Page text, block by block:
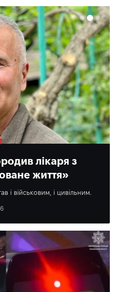
лікаря з
життя»
і військовим, і цивільним.